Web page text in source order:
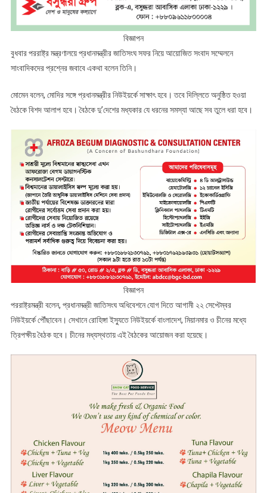
বিজ্ঞাপন
বুধবার পররাষ্ট্র মন্ত্রণালয়ে প্রধানমন্ত্রীর জাতিসংঘ সফর নিয়ে আয়োজিত সংবাদ সম্মেলনে
সাংবাদিকদের প্রশ্নের জবাবে একথা বলেন তিনি।
মোমেন বলেন, মোদির সঙ্গে প্রধানমন্ত্রীর নিউইয়র্কে সাক্ষাৎ হবে। তবে দিল্লিতে অনুষ্ঠিত হওয়া
বৈঠকে বিশদ আলাপ হবে। বৈঠকে দু’দেশের মধ্যকার যে ধরনের সমস্যা আছে সব তুলে ধরা হবে।
বিজ্ঞাপন
পররাষ্ট্রমন্ত্রী বলেন, প্রধানমন্ত্রী জাতিসংঘ অধিবেশনে যোগ দিতে আগামী ২২ সেপ্টেম্বর
নিউইয়র্কে পৌঁছাবেন। সেখানে রোহিঙ্গা ইস্যুতে নিউইয়র্কে বাংলাদেশ, মিয়ানমার ও চীনের মধ্যে
ত্রিপক্ষীয় বৈঠক হবে। চীনের মধ্যস্থতায় এই বৈঠকের আয়োজন করা হয়েছে।